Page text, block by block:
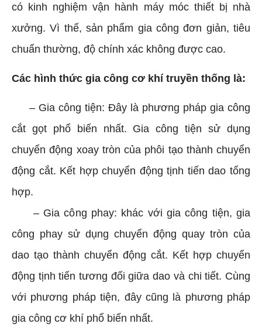
có kinh nghiệm vận hành máy móc thiết bị nhà
xưởng. Vì thế, sản phẩm gia công đơn giản, tiêu
chuẩn thường, độ chính xác không được cao.
Các hình thức gia công cơ khí truyền thống là:
– Gia công tiện: Đây là phương pháp gia công
cắt gọt phổ biến nhất. Gia công tiện sử dụng
chuyển động xoay tròn của phôi tạo thành chuyển
động cắt. Kết hợp chuyển động tịnh tiến dao tổng
hợp.
– Gia công phay: khác với gia công tiện, gia
công phay sử dụng chuyển động quay tròn của
dao tạo thành chuyển động cắt. Kết hợp chuyển
động tịnh tiến tương đối giữa dao và chi tiết. Cùng
với phương pháp tiện, đây cũng là phương pháp
gia công cơ khí phổ biến nhất.